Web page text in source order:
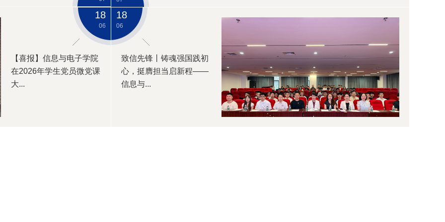
【喜报】信息与电子学院
在2026年学生党员微党课
大...
18
06
致信先锋丨铸魂强国践初
心，挺膺担当启新程——
信息与...
18
06